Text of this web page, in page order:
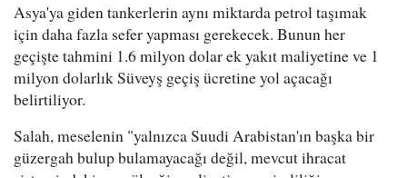
Asya'ya giden tankerlerin aynı miktarda petrol taşımak
için daha fazla sefer yapması gerekecek. Bunun her
geçişte tahmini 1.6 milyon dolar ek yakıt maliyetine ve 1
milyon dolarlık Süveyş geçiş ücretine yol açacağı
belirtiliyor.
Salah, meselenin "yalnızca Suudi Arabistan'ın başka bir
güzergah bulup bulamayacağı değil, mevcut ihracat